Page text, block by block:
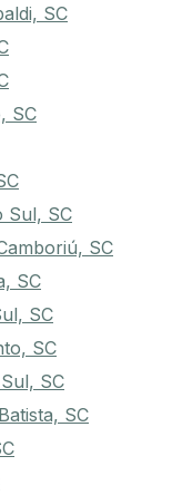
SC
SC
Sul, SC
SC
SC
SC
SC
SC
SC